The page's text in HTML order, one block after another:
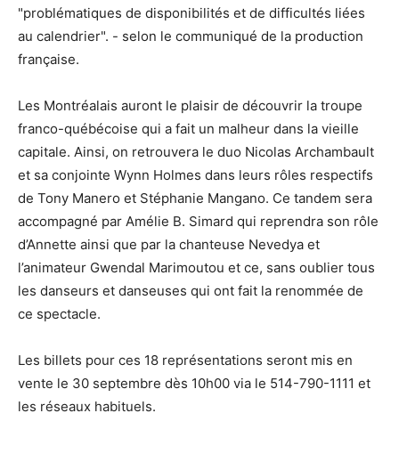
"problématiques de disponibilités et de difficultés liées
au calendrier". - selon le communiqué de la production
française.
Les Montréalais auront le plaisir de découvrir la troupe
franco-québécoise qui a fait un malheur dans la vieille
capitale. Ainsi, on retrouvera le duo Nicolas Archambault
et sa conjointe Wynn Holmes dans leurs rôles respectifs
de Tony Manero et Stéphanie Mangano. Ce tandem sera
accompagné par Amélie B. Simard qui reprendra son rôle
d’Annette ainsi que par la chanteuse Nevedya et
l’animateur Gwendal Marimoutou et ce, sans oublier tous
les danseurs et danseuses qui ont fait la renommée de
ce spectacle.
Les billets pour ces 18 représentations seront mis en
vente le 30 septembre dès 10h00 via le 514-790-1111 et
les réseaux habituels.